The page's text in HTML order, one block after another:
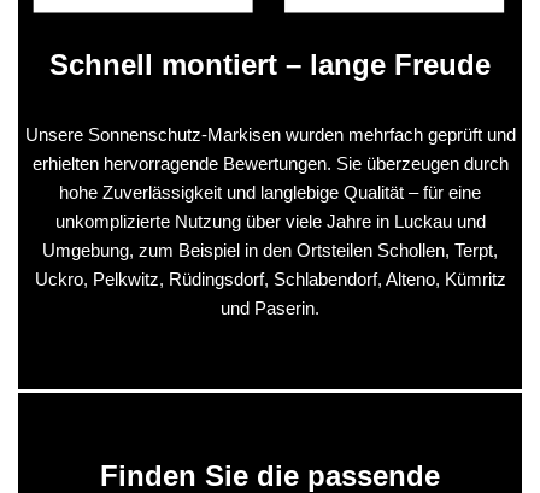
Schnell montiert – lange Freude
Unsere Sonnenschutz-Markisen wurden mehrfach geprüft und
erhielten hervorragende Bewertungen. Sie überzeugen durch
hohe Zuverlässigkeit und langlebige Qualität – für eine
unkomplizierte Nutzung über viele Jahre in Luckau und
Umgebung, zum Beispiel in den Ortsteilen Schollen, Terpt,
Uckro, Pelkwitz, Rüdingsdorf, Schlabendorf, Alteno, Kümritz
und Paserin.
Finden Sie die passende